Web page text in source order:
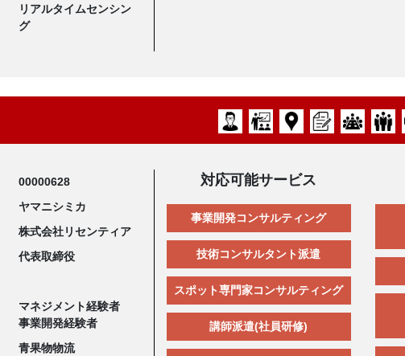
リアルタイムセンシン
グ
00000628
ヤマニシミカ
株式会社リセンティア
代表取締役
マネジメント経験者
事業開発経験者
青果物物流
対応可能サービス
事業開発コンサルティング
技術コンサルタント派遣
スポット専門家コンサルティング
講師派遣(社員研修)